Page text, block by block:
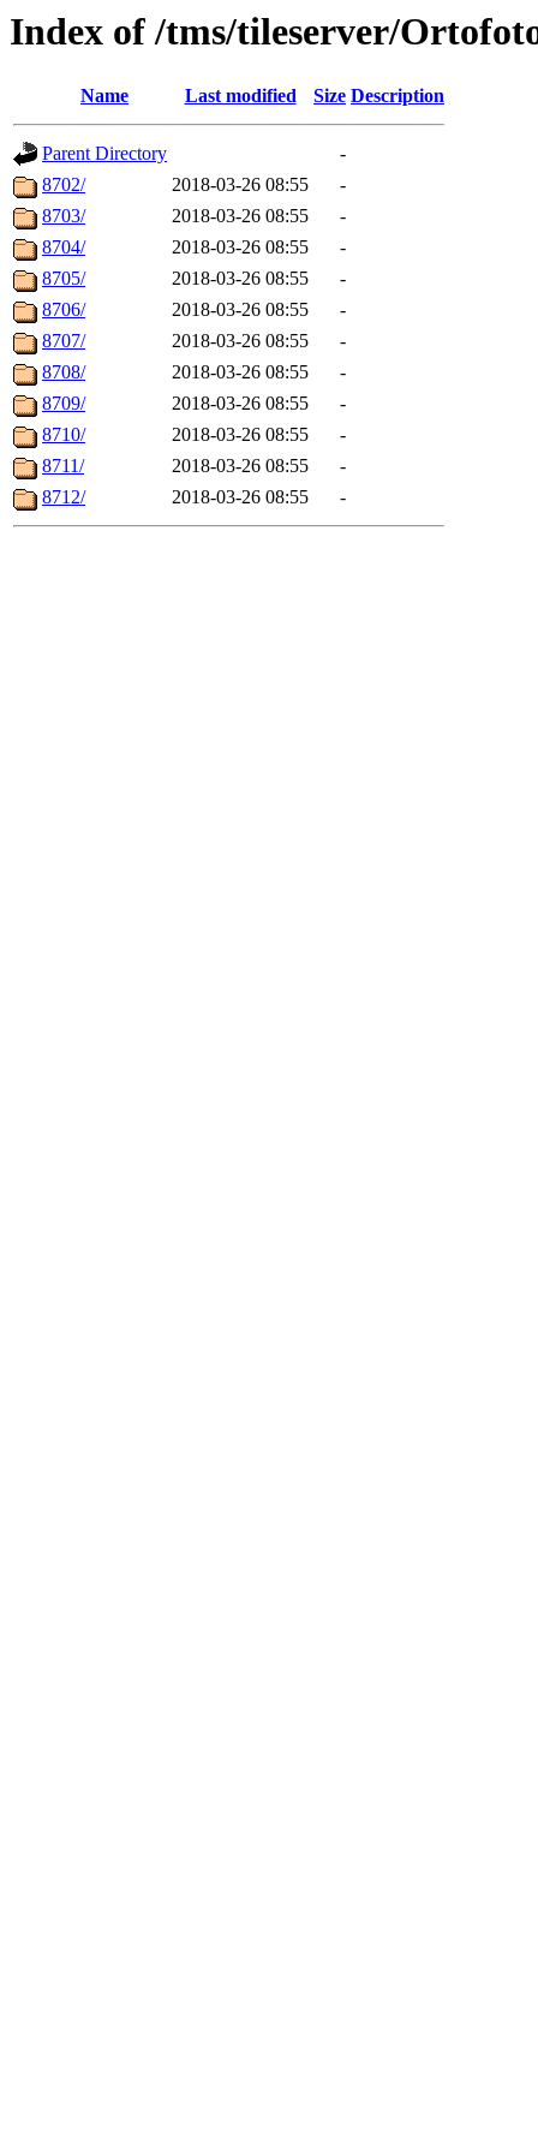
Index of /tms/tileserver/
Name Last modified Size Description
Parent Directory
-
8702/
2018-03-26 08:55
-
8703/
2018-03-26 08:55
-
8704/
2018-03-26 08:55
-
8705/
2018-03-26 08:55
-
8706/
2018-03-26 08:55
-
8707/
2018-03-26 08:55
-
8708/
2018-03-26 08:55
-
8709/
2018-03-26 08:55
-
8710/
2018-03-26 08:55
-
8711/
2018-03-26 08:55
-
8712/
2018-03-26 08:55 -